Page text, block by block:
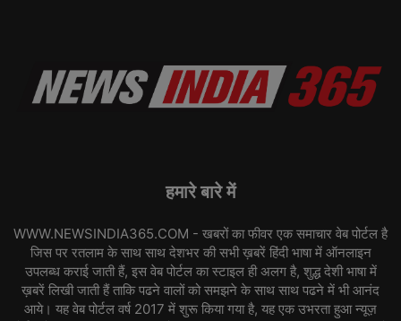
हमारे बारे में
WWW.NEWSINDIA365.COM - खबरों का फीवर एक समाचार वेब पोर्टल है
जिस पर रतलाम के साथ साथ देशभर की सभी ख़बरें हिंदी भाषा में ऑनलाइन
उपलब्ध कराई जाती हैं, इस वेब पोर्टल का स्टाइल ही अलग है, शुद्ध देशी भाषा में
ख़बरें लिखी जाती हैं ताकि पढने वालों को समझने के साथ साथ पढने में भी आनंद
आये। यह वेब पोर्टल वर्ष 2017 में शुरू किया गया है, यह एक उभरता हुआ न्यूज़